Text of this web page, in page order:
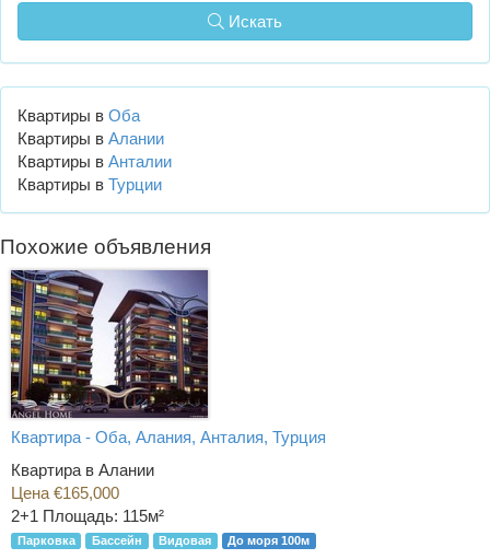
Искать
Квартиры в Оба
Квартиры в Алании
Квартиры в Анталии
Квартиры в Турции
Похожие объявления
Квартира - Оба, Алания, Анталия, Турция
Квартира в Алании
Цена €165,000
2+1 Площадь: 115м²
Парковка Бассейн Видовая До моря 100м